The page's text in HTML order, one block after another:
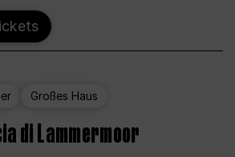
Großes Haus
di Lammermoor